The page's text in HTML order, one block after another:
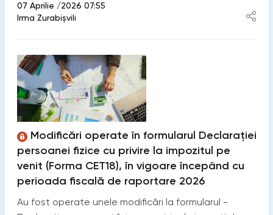
07 Aprilie /2026 07:55
Irma Zurabișvili
Modificări operate în formularul Declarației
persoanei fizice cu privire la impozitul pe
venit (Forma CET18), în vigoare începând cu
perioada fiscală de raportare 2026
Au fost operate unele modificări la formularul -